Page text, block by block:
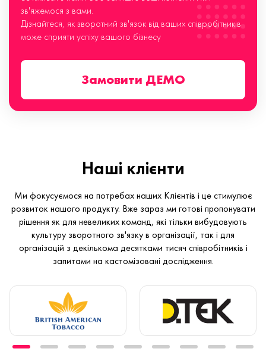
зв'яжемося з вами.
Дізнайтеся, як зворотний зв'язок від ваших співробітників
може сприяти успіху вашого бізнесу
Замовити ДЕМО
Наші клієнти
Ми фокусуємося на потребах наших Клієнтів і це стимулює
розвиток нашого продукту. Вже зараз ми готові пропонувати
рішення як для невеликих команд, які тільки вибудовують
культуру зворотного зв'язку в організації, так і для
організацій з декількома десятками тисяч співробітників і
запитами на кастомізовані дослідження.